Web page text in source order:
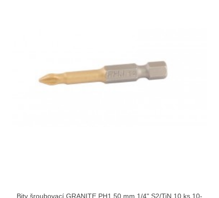
Bity šroubovací GRANITE PH1 50 mm 1/4" S2/TiN 10 ks 10-